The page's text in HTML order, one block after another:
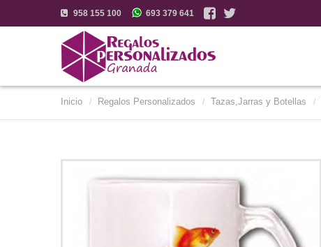
958 155 100 693 379 641
Inicio / Regalos Personalizados / Tazas,Jarras y Botellas /